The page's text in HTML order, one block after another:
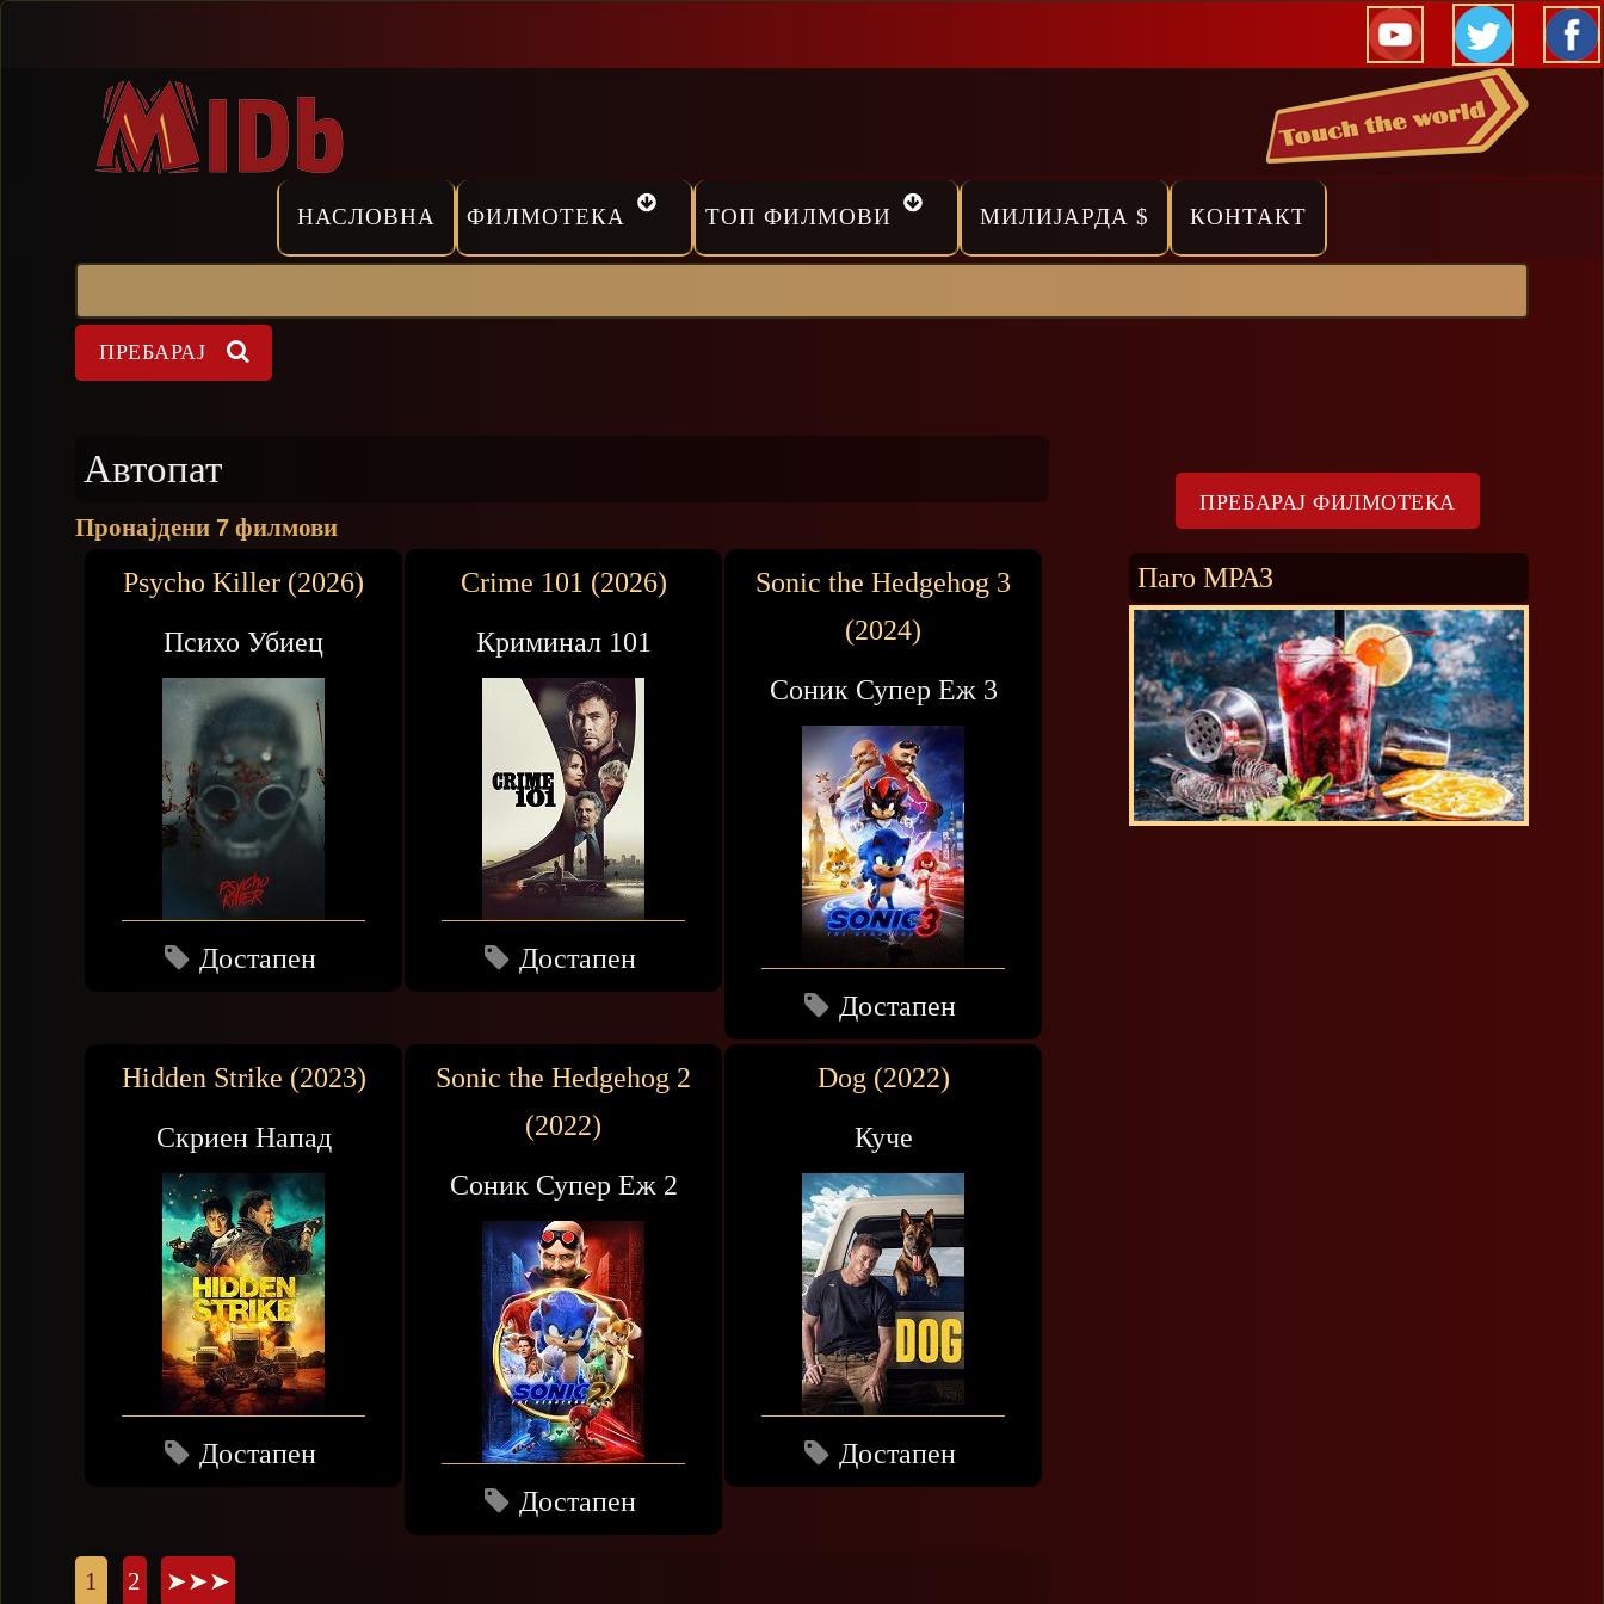
Прескокни
НАСЛОВНА ФИЛМОТЕКА ТОП ФИЛМОВИ МИЛИЈАРДА $ КОНТАКТ
Автопат
Пронајдени 7 филмови
Psycho Killer (2026)
Психо Убиец
Достапен
Crime 101 (2026)
Криминал 101
Достапен
Sonic the Hedgehog 3
(2024)
Соник Супер Еж 3
Достапен
Hidden Strike (2023)
Скриен Напад
Достапен
Sonic the Hedgehog 2
(2022)
Соник Супер Еж 2
Достапен
Dog (2022)
Куче
Достапен
Страници
1 2 ➤➤➤
Паго МРАЗ